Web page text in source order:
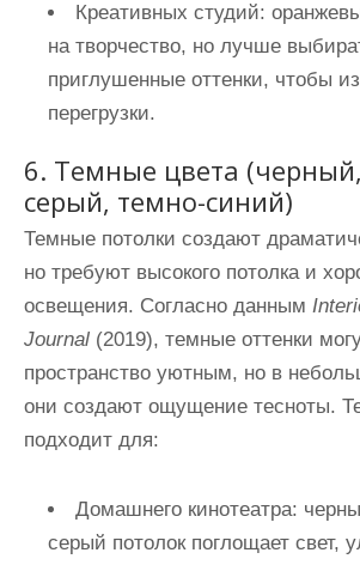
Креативных студий:
на творчество, но лучше
приглушенные оттенки, чтобы
перегрузки.
6. Темные цвета
серый, темно-синий)
Темные потолки создают
но требуют высокого потолка и
освещения. Согласно данным
Journal (2019), темные оттенки
пространство уютным, но в
они создают ощущение тесноты.
подходит для:
Домашнего кинотеатра:
серый потолок поглощает свет,